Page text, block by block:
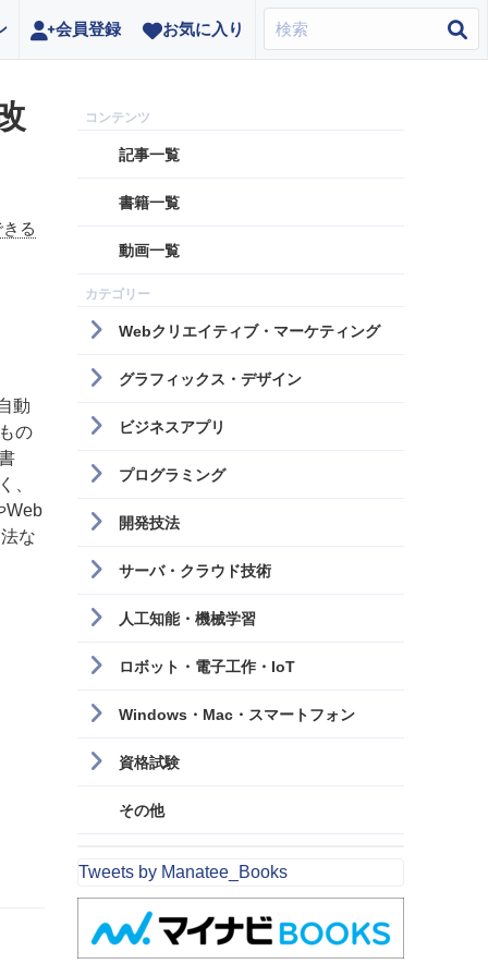
会員登録 お気に入り
る
動
の
、
Web
な
記事一覧
書籍一覧
動画一覧
Webクリエイティブ・マーケティング
グラフィックス・デザイン
ビジネスアプリ
プログラミング
開発技法
サーバ・クラウド技術
人工知能・機械学習
ロボット・電子工作・IoT
Windows・Mac・スマートフォン
資格試験
その他
Tweets by Manatee_Books